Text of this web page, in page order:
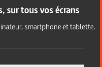
sur tous vos écrans
smartphone et tablette.